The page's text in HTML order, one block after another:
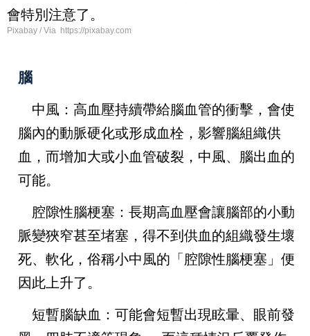
會特別注意了。
Pixabay / Via https://pixabay.com
腦
中風 ：高血壓持續帶給腦血管的衝擊，會使
腦內的動脈硬化或形成血栓，影響腦組織供
血，而增加大或小血管破裂，中風、腦出血的
可能。
腔隙性腦梗塞 ：長期高血壓會讓腦部的小動
脈變狹窄甚至堵塞，得不到供血的組織發生壞
死、軟化，俗稱小中風的「腔隙性腦梗塞」便
因此上升了。
短暫腦缺血 ：可能會短暫出現眩暈、眼前發